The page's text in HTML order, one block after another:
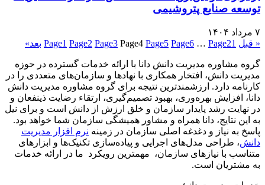
توسعه صنایع پتروشیمی
۷ مرداد ۱۴۰۴
« قبل
Page1 Page2 Page3 Page4 Page5 Page6 … Page21 بعد»
گروه مشاوره مدیریت دانش دانا با ارائه خدمات گسترده در حوزه
مدیریت دانش، افتخار همکاری با نهادها و سازمان‌های متعددی را در
کارنامه دارد. ارزشمندترین نتیجه برای گروه مشاوره مدیریت دانش
دانا، افزایش بهره‌وری، بهبود تصمیم‌گیری، ارتقاء رضایت ذینفعان و
در نهایت رشد پایدار سازمان و خلق ارزش از دانش است و برای نیل
به این نتایج، دانا همراه و مشاور همیشگی سازمان شما خواهد بود.
پاسخ به نیاز و دغدغه اصلی سازمان در زمینه نرم افزار مدیریت
دانش، طراحی مدل‌های اجرایی و پیاده‌سازی تکنیک‌ها و ابزارهای
متناسب با نیازهای سازمان، مهمترین رویکرد ما در ارائه خدمات
به مشتریان است.